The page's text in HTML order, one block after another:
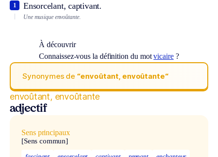
Ensorcelant, captivant.
1
Une musique envoûtante.
À découvrir
Connaissez-vous la définition du motvicaire?
Synonymes de “envoûtant, envoûtante“
envoûtant, envoûtante
adjectif
Sens principaux
[Sens commun]